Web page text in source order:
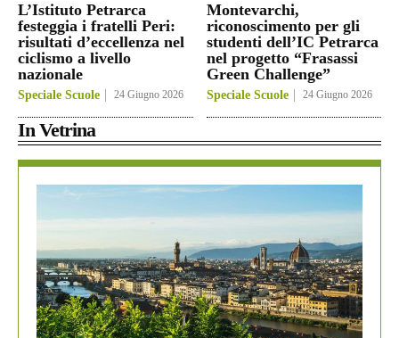
L’Istituto Petrarca
festeggia i fratelli Peri:
risultati d’eccellenza nel
ciclismo a livello
nazionale
Speciale Scuole 24 Giugno 2026
Montevarchi,
riconoscimento per gli
studenti dell’IC Petrarca
nel progetto “Frasassi
Green Challenge”
Speciale Scuole 24 Giugno 2026
In Vetrina